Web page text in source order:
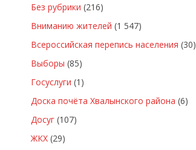
Без рубрики (216)
Вниманию жителей (1 547)
Всероссийская перепись населения (30)
Выборы (85)
Госуслуги (1)
Доска почёта Хвалынского района (6)
Досуг (107)
ЖКХ (29)